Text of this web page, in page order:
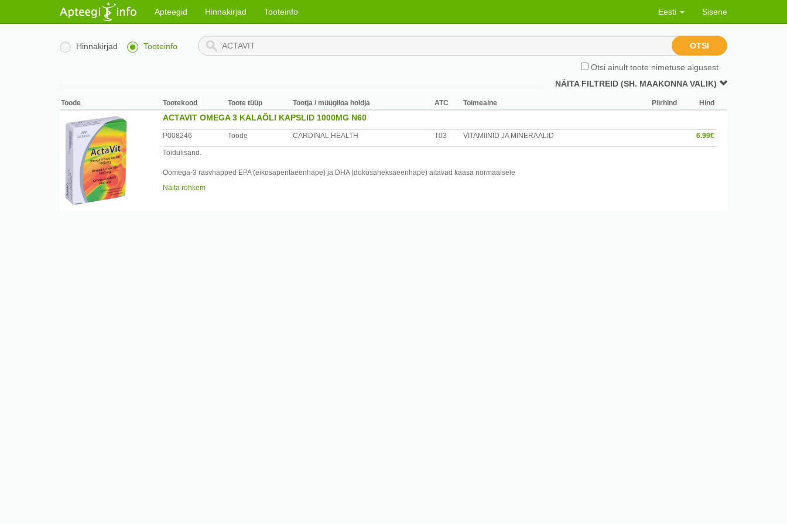
Apteegid Hinnakirjad Tooteinfo Eesti Sisene
Hinnakirjad Tooteinfo OTSI
Otsi ainult toote nimetuse algusest
NÄITA FILTREID (SH. MAAKONNA VALIK)
Toode Tootekood Toote tüüp Tootja / müügiloa hoidja ATC Toimeaine Piirhind Hind
ACTAVIT OMEGA 3 KALAÕLI KAPSLID 1000MG N60
P008246 Toode CARDINAL HEALTH T03 VITAMIINID JA MINERAALID 6.99€
Toidulisand.
Oomega-3 rasvhapped EPA (eikosapentaeenhape) ja DHA (dokosaheksaeenhape) aitavad kaasa normaalsele
oksüdatiivse stressi eest.
Näita rohkem